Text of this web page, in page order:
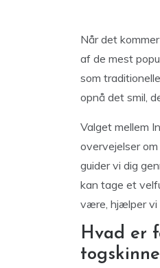
Når det
af de mest
som
opnå det smil,
Valget mellem
overvejelser
guider vi dig
kan tage et
være, hjælper vi
Hvad er